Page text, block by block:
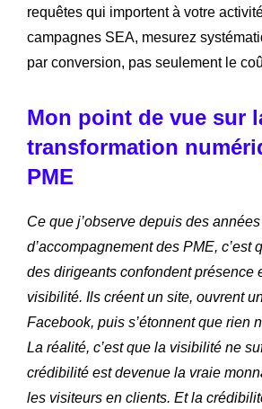
requêtes qui importent à votre
campagnes SEA, mesurez
par conversion, pas seulement le
Mon point de vue sur
transformation
PME
Ce que j’observe depuis des
d’accompagnement des PME, c’est
des dirigeants confondent présence
visibilité. Ils créent un site, ouvrent
Facebook, puis s’étonnent que rien
La réalité, c’est que la visibilité ne
crédibilité est devenue la vraie
les visiteurs en clients. Et la